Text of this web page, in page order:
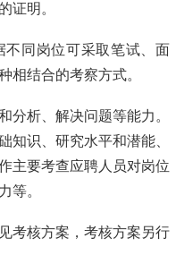
证明。
不同岗位可采取笔试、面
相结合的考察方式。
分析、解决问题等能力。
知识、研究水平和潜能、
主要考查应聘人员对岗位
等。
考核方案，考核方案另行